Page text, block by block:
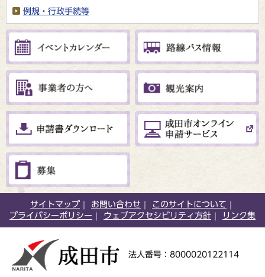
例規・行政手続等
サイトマップ お問い合わせ
このサイトについて
プライバシーポリシー
ウェブアクセシビリティ方針 リンク集
法人番号：8000020122114